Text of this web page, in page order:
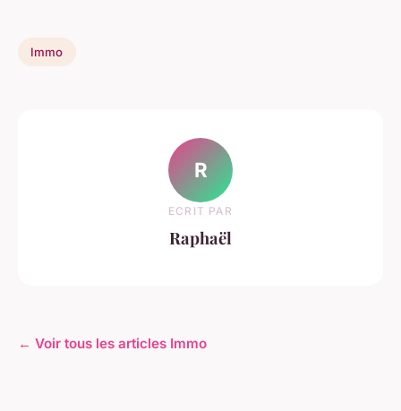
Immo
R
ECRIT PAR
Raphaël
← Voir tous les articles Immo